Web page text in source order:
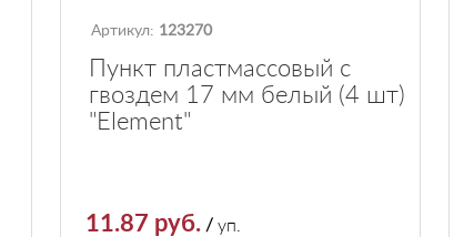
Артикул: 123270
Пункт пластмассовый с
гвоздем 17 мм белый (4 шт)
"Element"
11.87 руб./ уп.